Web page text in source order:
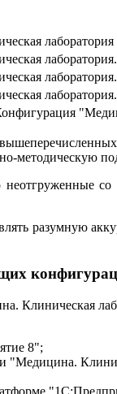
методическую
неотгруженные
разумную
Клиническая
8";
"Медицина.